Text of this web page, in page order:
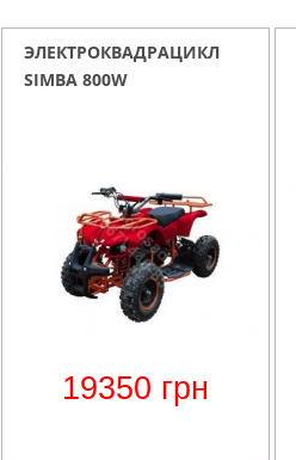
ЭЛЕКТРОКВАДРАЦИКЛ
SIMBA 800W
19350 грн